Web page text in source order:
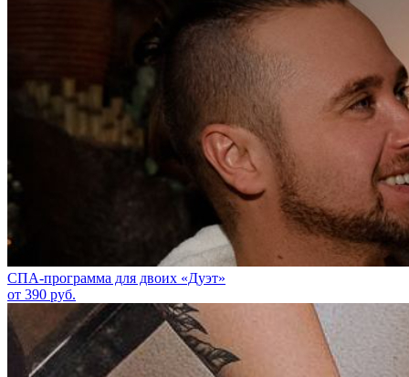
СПА-программа для двоих «Дуэт»
от 390 руб.